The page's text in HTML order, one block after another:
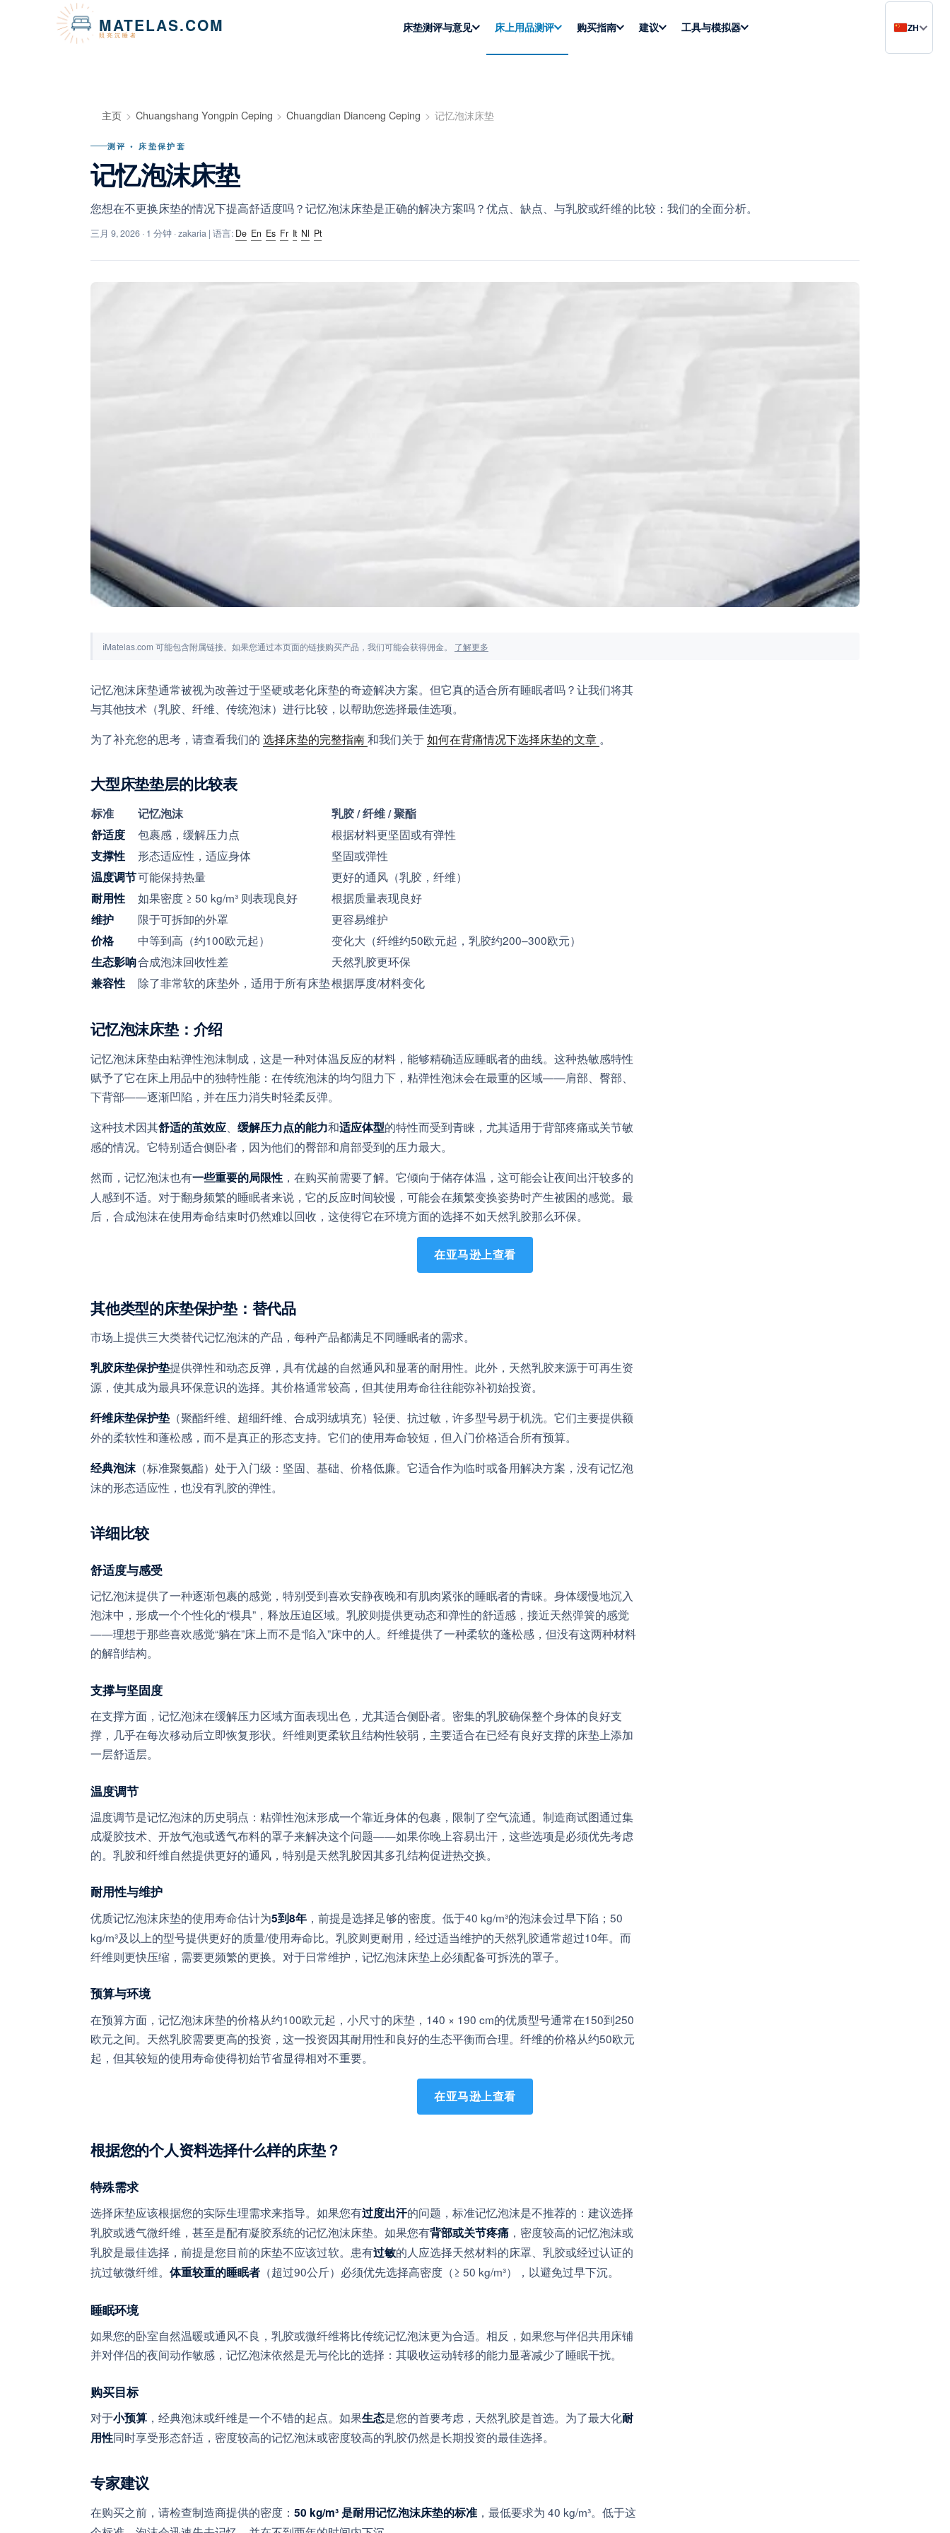
MATELAS.COM
照亮沉睡者
床垫测评与意见 床上用品测评 购买指南 建议 工具与模拟器 ZH
主页 Chuangshang Yongpin Ceping Chuangdian Dianceng Ceping 记忆泡沫床垫
测评 • 床垫保护套
记忆泡沫床垫
您想在不更换床垫的情况下提高舒适度吗？记忆泡沫床垫是正确的解决方案吗？优点、缺点、与乳胶或纤维的比较：我们的全面分析。
三月 9, 2026 · 1 分钟 · zakaria | 语言: De En Es Fr It Nl Pt
ℹMatelas.com 可能包含附属链接。如果您通过本页面的链接购买产品，我们可能会获得佣金。 了解更多
记忆泡沫床垫通常被视为改善过于坚硬或老化床垫的奇迹解决方案。但它真的适合所有睡眠者吗？让我们将其
与其他技术（乳胶、纤维、传统泡沫）进行比较，以帮助您选择最佳选项。
为了补充您的思考，请查看我们的 选择床垫的完整指南和我们关于如何在背痛情况下选择床垫的文章 。
大型床垫垫层的比较表
标准 记忆泡沫
乳胶 / 纤维 / 聚酯
舒适度
包裹感，缓解压力点
根据材料更坚固或有弹性
支撑性
形态适应性，适应身体
坚固或弹性
温度调节可能保持热量
更好的通风（乳胶，纤维）
耐用性
如果密度 ≥ 50 kg/m³ 则表现良好
根据质量表现良好
维护
限于可拆卸的外罩
更容易维护
价格
中等到高（约100欧元起）
变化大（纤维约50欧元起，乳胶约200–300欧元）
生态影响合成泡沫回收性差
天然乳胶更环保
兼容性
除了非常软的床垫外，适用于所有床垫根据厚度/材料变化
记忆泡沫床垫：介绍
记忆泡沫床垫由粘弹性泡沫制成，这是一种对体温反应的材料，能够精确适应睡眠者的曲线。这种热敏感特性
赋予了它在床上用品中的独特性能：在传统泡沫的均匀阻力下，粘弹性泡沫会在最重的区域——肩部、臀部、
下背部——逐渐凹陷，并在压力消失时轻柔反弹。
这种技术因其舒适的茧效应 缓解压力点的能力和适应体型的特性而受到青睐，尤其适用于背部疼痛或关节敏
感的情况。它特别适合侧卧者，因为他们的臀部和肩部受到的压力最大。
然而，记忆泡沫也有一些重要的局限性 ，在购买前需要了解。它倾向于储存体温，这可能会让夜间出汗较多的
人感到不适。对于翻身频繁的睡眠者来说，它的反应时间较慢，可能会在频繁变换姿势时产生被困的感觉。最
后，合成泡沫在使用寿命结束时仍然难以回收，这使得它在环境方面的选择不如天然乳胶那么环保。
在亚马逊上查看
其他类型的床垫保护垫：替代品
市场上提供三大类替代记忆泡沫的产品，每种产品都满足不同睡眠者的需求。
乳胶床垫保护垫提供弹性和动态反弹，具有优越的自然通风和显著的耐用性。此外，天然乳胶来源于可再生资
源，使其成为最具环保意识的选择。其价格通常较高，但其使用寿命往往能弥补初始投资。
纤维床垫保护垫 （聚酯纤维、超细纤维、合成羽绒填充）轻便、抗过敏，许多型号易于机洗。它们主要提供额
外的柔软性和蓬松感，而不是真正的形态支持。它们的使用寿命较短，但入门价格适合所有预算。
经典泡沫 （标准聚氨酯）处于入门级：坚固、基础、价格低廉。它适合作为临时或备用解决方案，没有记忆泡
沫的形态适应性，也没有乳胶的弹性。
详细比较
舒适度与感受
记忆泡沫提供了一种逐渐包裹的感觉，特别受到喜欢安静夜晚和有肌肉紧张的睡眠者的青睐。身体缓慢地沉入
泡沫中，形成一个个性化的“模具”，释放压迫区域。乳胶则提供更动态和弹性的舒适感，接近天然弹簧的感觉
——理想于那些喜欢感觉“躺在”床上而不是“陷入”床中的人。纤维提供了一种柔软的蓬松感，但没有这两种材料
的解剖结构。
支撑与坚固度
在支撑方面，记忆泡沫在缓解压力区域方面表现出色，尤其适合侧卧者。密集的乳胶确保整个身体的良好支
撑，几乎在每次移动后立即恢复形状。纤维则更柔软且结构性较弱，主要适合在已经有良好支撑的床垫上添加
一层舒适层。
温度调节
温度调节是记忆泡沫的历史弱点：粘弹性泡沫形成一个靠近身体的包裹，限制了空气流通。制造商试图通过集
成凝胶技术、开放气泡或透气布料的罩子来解决这个问题——如果你晚上容易出汗，这些选项是必须优先考虑
的。乳胶和纤维自然提供更好的通风，特别是天然乳胶因其多孔结构促进热交换。
耐用性与维护
优质记忆泡沫床垫的使用寿命估计为5到8年 ，前提是选择足够的密度。低于40 kg/m³的泡沫会过早下陷；50
kg/m³及以上的型号提供更好的质量/使用寿命比。乳胶则更耐用，经过适当维护的天然乳胶通常超过10年。而
纤维则更快压缩，需要更频繁的更换。对于日常维护，记忆泡沫床垫上必须配备可拆洗的罩子。
预算与环境
在预算方面，记忆泡沫床垫的价格从约100欧元起，小尺寸的床垫，140 × 190 cm的优质型号通常在150到250
欧元之间。天然乳胶需要更高的投资，这一投资因其耐用性和良好的生态平衡而合理。纤维的价格从约50欧元
起，但其较短的使用寿命使得初始节省显得相对不重要。
在亚马逊上查看
根据您的个人资料选择什么样的床垫？
特殊需求
选择床垫应该根据您的实际生理需求来指导。如果您有过度出汗的问题，标准记忆泡沫是不推荐的：建议选择
乳胶或透气微纤维，甚至是配有凝胶系统的记忆泡沫床垫。如果您有背部或关节疼痛 ，密度较高的记忆泡沫或
乳胶是最佳选择，前提是您目前的床垫不应该过软。患有过敏的人应选择天然材料的床罩、乳胶或经过认证的
抗过敏微纤维。 体重较重的睡眠者 （超过90公斤）必须优先选择高密度（≥ 50 kg/m³），以避免过早下沉。
睡眠环境
如果您的卧室自然温暖或通风不良，乳胶或微纤维将比传统记忆泡沫更为合适。相反，如果您与伴侣共用床铺
并对伴侣的夜间动作敏感，记忆泡沫依然是无与伦比的选择：其吸收运动转移的能力显著减少了睡眠干扰。
购买目标
对于小预算 ，经典泡沫或纤维是一个不错的起点。如果生态是您的首要考虑，天然乳胶是首选。为了最大化耐
用性同时享受形态舒适，密度较高的记忆泡沫或密度较高的乳胶仍然是长期投资的最佳选择。
专家建议
在购买之前，请检查制造商提供的密度： 50 kg/m³ 是耐用记忆泡沫床垫的标准 ，最低要求为 40 kg/m³。低于这
Cookie管理面板